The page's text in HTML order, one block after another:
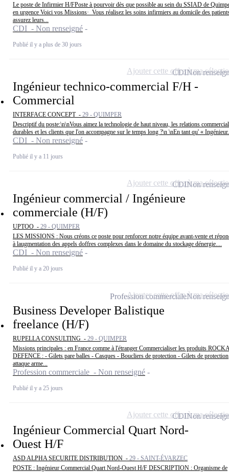
Le poste de Infirmier H/FPoste à pourvoir dès que possible au sein du SSIAD de
en urgence Voici vos Missions· Vous réalisez les soins infirmiers au domicile des
assurez leurs...
CDI - Non renseigné
Publié il y a plus de 30 jours
Ingénieur technico-commercial F/H -
Commercial
INTERFACE CONCEPT - 29 - QUIMPER
Descriptif du poste:\n\nVous aimez la technologie de haut niveau, les relations
durables et les clients que l'on accompagne sur le temps long ?\n \nEn tant qu' «
CDI - Non renseigné
Publié il y a 11 jours
CDINon
Ajouter cette offre à ma
Ingénieur commercial / Ingénieure
commerciale (H/F)
UPTOO - 29 - QUIMPER
LES MISSIONS : Nous créons ce poste pour renforcer notre équipe avant-vente et
à laugmentation des appels doffres complexes dans le domaine du stockage dénergie....
CDI - Non renseigné
Publié il y a 20 jours
CDINon
Ajouter cette offre à ma
Business Developer Balistique
freelance (H/F)
RUPELLA CONSULTING - 29 - QUIMPER
Missions principales : en France comme à l'étranger Commercialiser les produits
DEFENCE : - Gilets pare balles - Casques - Boucliers de protection - Gilets de protection
attaque arme...
Profession commerciale - Non renseigné
Publié il y a 25 jours
Profession commercialeNon
Ajouter cette offre à ma
Ingénieur Commercial Quart Nord-
Ouest H/F
ASD ALPHA SECURITE DISTRIBUTION - 29 - SAINT-ÉVARZEC
POSTE : Ingénieur Commercial Quart Nord-Ouest H/F DESCRIPTION : Organisme de
CDINon
Ajouter cette offre à ma